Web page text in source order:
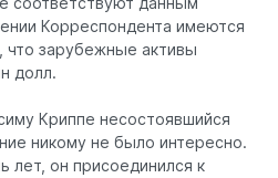
Корреспондента имеются
зарубежные активы
долл.
Криппе несостоявшийся
никому не было интересно.
лет, он присоединился к